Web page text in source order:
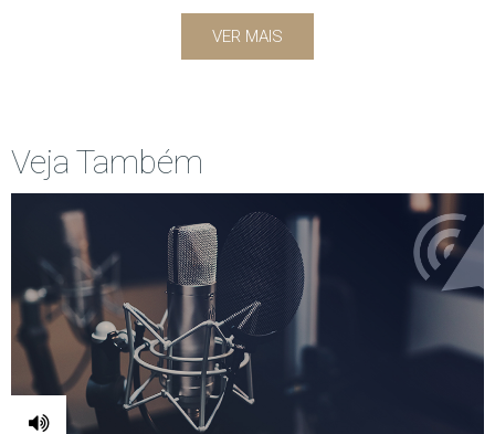
VER MAIS
Veja Também